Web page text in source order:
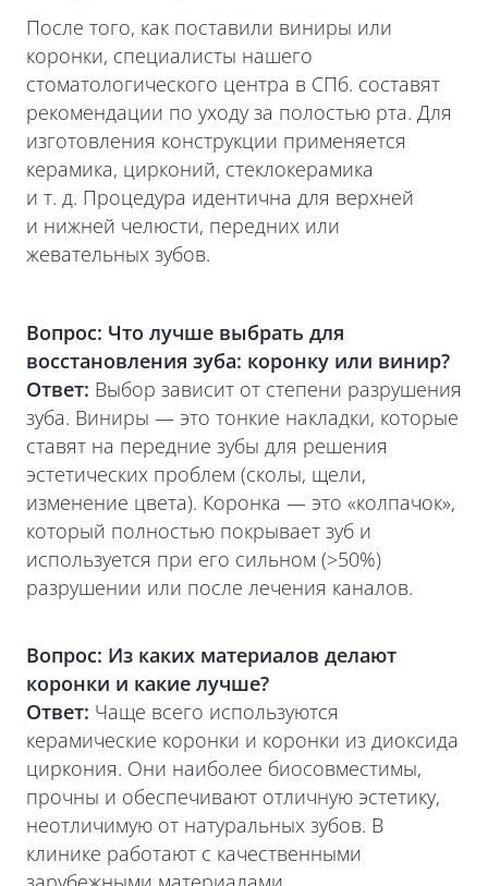
После того, как поставили виниры или
коронки, специалисты нашего
стоматологического центра в СПб. составят
рекомендации по уходу за полостью рта. Для
изготовления конструкции применяется
керамика, цирконий, стеклокерамика
и т. д. Процедура идентична для верхней
и нижней челюсти, передних или
жевательных зубов.
Вопрос: Что лучше выбрать для
восстановления зуба: коронку или винир?
Ответ: Выбор зависит от степени разрушения
зуба. Виниры — это тонкие накладки, которые
ставят на передние зубы для решения
эстетических проблем (сколы, щели,
изменение цвета). Коронка — это «колпачок»,
который полностью покрывает зуб и
используется при его сильном (>50%)
разрушении или после лечения каналов.
Вопрос: Из каких материалов делают
коронки и какие лучше?
Ответ: Чаще всего используются
керамические коронки и коронки из диоксида
циркония. Они наиболее биосовместимы,
прочны и обеспечивают отличную эстетику,
неотличимую от натуральных зубов. В
клинике работают с качественными